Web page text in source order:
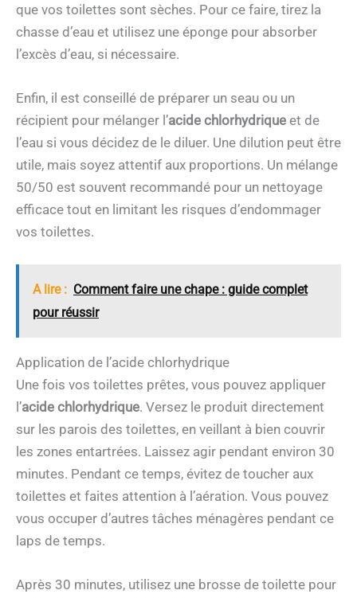
que vos toilettes sont sèches. Pour ce faire, tirez la
chasse d’eau et utilisez une éponge pour absorber
l’excès d’eau, si nécessaire.
Enfin, il est conseillé de préparer un seau ou un
récipient pour mélanger l’acide chlorhydrique et de
l’eau si vous décidez de le diluer. Une dilution peut être
utile, mais soyez attentif aux proportions. Un mélange
50/50 est souvent recommandé pour un nettoyage
efficace tout en limitant les risques d’endommager
vos toilettes.
A lire : Comment faire une chape : guide complet
pour réussir
Application de l’acide chlorhydrique
Une fois vos toilettes prêtes, vous pouvez appliquer
l’acide chlorhydrique. Versez le produit directement
sur les parois des toilettes, en veillant à bien couvrir
les zones entartrées. Laissez agir pendant environ 30
minutes. Pendant ce temps, évitez de toucher aux
toilettes et faites attention à l’aération. Vous pouvez
vous occuper d’autres tâches ménagères pendant ce
laps de temps.
Après 30 minutes, utilisez une brosse de toilette pour